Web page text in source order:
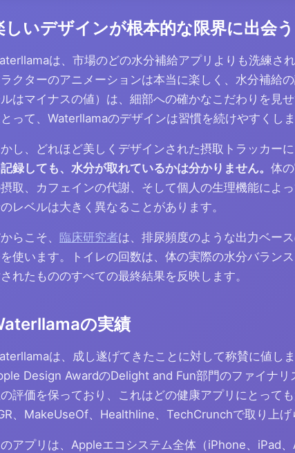
しいデザインが根本的な限界に出会
は、市場のどの水分補給アプリよりも洗練さ
クターのアニメーションは本当に楽しく、水分補給
はマイナスの値）は、細部への確かなこだわりを見
って、Waterllamaのデザインは習慣を続けやすくしま
かし、どれほど美しくデザインされた摂取トラッカー
録しても、水分が取れているかは分かりません。 体
取、カフェインの代謝、そして個人の生理機能によ
レベルは大きく異なることがあります。
らこそ、 臨床研究者は、排尿頻度のような出力ベー
使います。トイレの回数は、体の実際の水分バラン
れたもののすべての最終結果を反映します。
の実績
は、成し遂げてきたことに対して称賛に値
Design AwardのDelight and Fun部門のファイナ
評価を保っており、これはどの健康アプリにとって
、MakeUseOf、Healthline、TechCrunchで取り上げ
アプリは、Appleエコシステム全体（iPhone、iPad